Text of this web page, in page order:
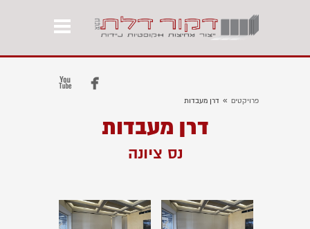


פרויקטים » דרן מעבדות
דרן מעבדות
נס ציונה